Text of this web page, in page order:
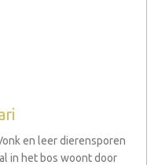
en leer dierensporen
in het bos woont door